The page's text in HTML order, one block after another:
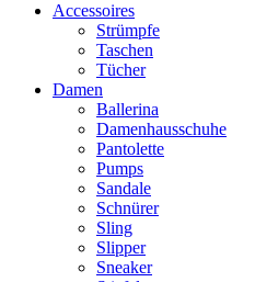
Accessoires
Strümpfe
Taschen
Tücher
Damen
Ballerina
Damenhausschuhe
Pantolette
Pumps
Sandale
Schnürer
Sling
Slipper
Sneaker